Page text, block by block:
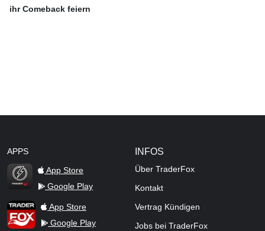
ihr Comeback feiern
APPS
TraderFox Flash
App Store
Google Play
TraderFox AppApp Store
Google Play
INFOS
Über TraderFox
Kontakt
Vertrag Kündigen
Jobs bei TraderFox